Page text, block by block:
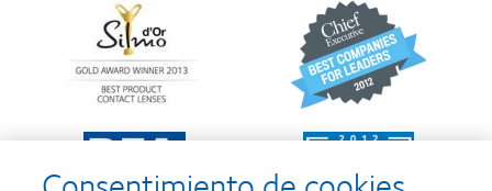
about
Premio
Silmo
mejor
Learn
more
about
2012
y
2010:
Mejor
empresa
Learn
about
Learn
about